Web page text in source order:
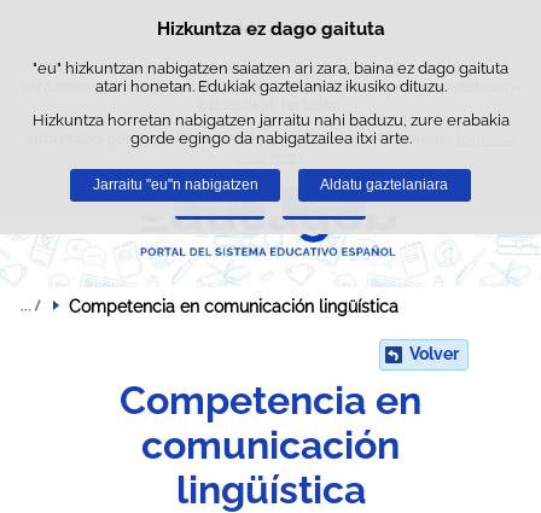
Cookie politika
Webgune honek berezko cookie-ak erabiltzen ditu nabigazioa
errazteko eta hirugarrenen cookie-ak erabilera- eta gogobetetasun-
Informazio gehiago lor dezakezu gure "Cookie-ak" atalean,
Onartu Ukatu
Hizkuntza ez dago gaituta
"eu" hizkuntzan nabigatzen saiatzen ari zara, baina ez dago gaituta
atari honetan. Edukiak gaztelaniaz ikusiko dituzu.
Hizkuntza horretan nabigatzen jarraitu nahi baduzu, zure erabakia
gorde egingo da nabigatzailea itxi arte.
Jarraitu "eu"n nabigatzen Aldatu gaztelaniara
Edukira salto egin
Competencia en comunicación lingüística
Volver
Competencia en
comunicación
lingüística